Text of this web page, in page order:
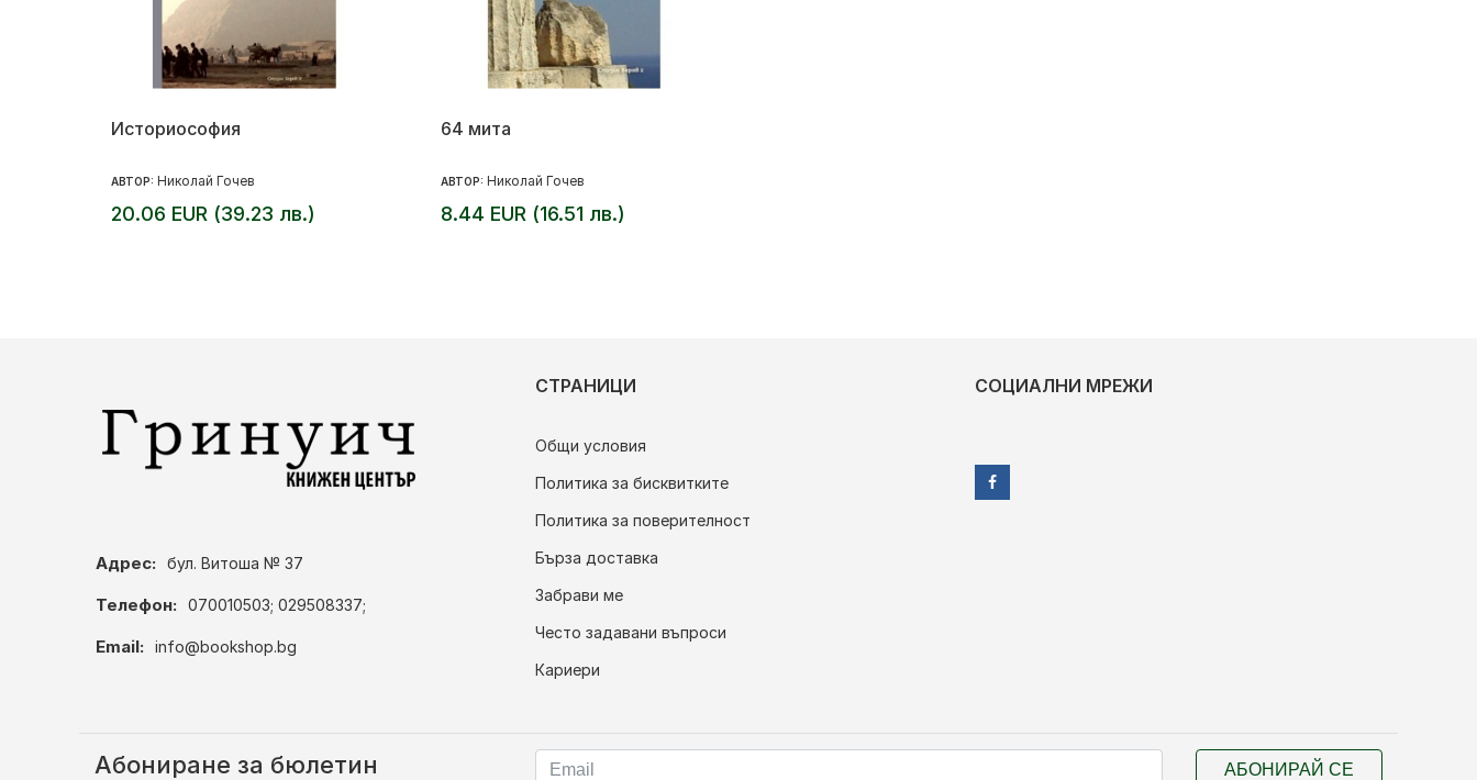
Историософия
АВТОР: Николай Гочев
20.06 EUR (39.23 лв.)
64 мита
АВТОР: Николай Гочев
8.44 EUR (16.51 лв.)
Адрес: бул. Витоша № 37
Телефон: 070010503; 029508337;
Email: info@bookshop.bg
СТРАНИЦИ
Общи условия
Политика за бисквитките
Политика за поверителност
Бърза доставка
Забрави ме
Често задавани въпроси
Кариери
СОЦИАЛНИ МРЕЖИ
Абониране за бюлетин АБОНИРАЙ СЕ